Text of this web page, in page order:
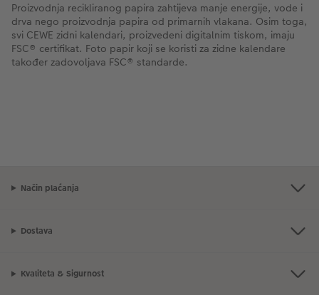
Proizvodnja recikliranog papira zahtijeva manje energije, vode i
drva nego proizvodnja papira od primarnih vlakana. Osim toga,
svi CEWE zidni kalendari, proizvedeni digitalnim tiskom, imaju
FSC® certifikat. Foto papir koji se koristi za zidne kalendare
također zadovoljava FSC® standarde.
Način plaćanja
Dostava
Kvaliteta & Sigurnost